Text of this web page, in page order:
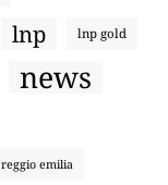
lnp lnp gold
news
reggio emilia